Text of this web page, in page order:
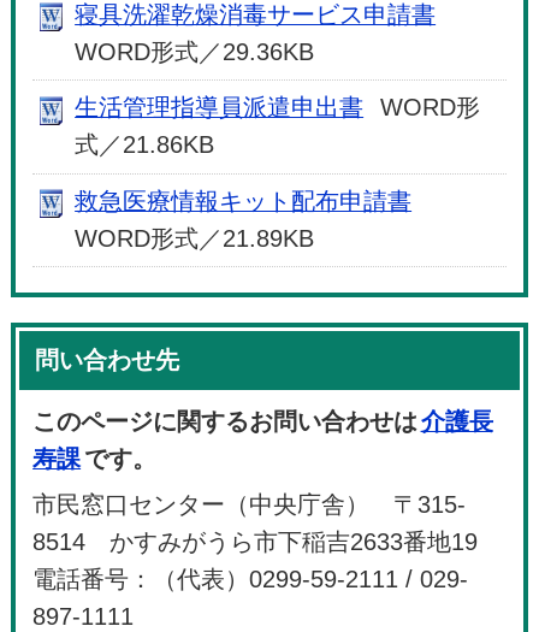
寝具洗濯乾燥消毒サービス申請書
WORD形式／29.36KB
生活管理指導員派遣申出書
WORD形
式／21.86KB
救急医療情報キット配布申請書
WORD形式／21.89KB
問い合わせ先
このページに関するお問い合わせは介護長
寿課です。
市民窓口センター（中央庁舎） 〒315-
8514 かすみがうら市下稲吉2633番地19
電話番号：（代表）0299-59-2111 / 029-
897-1111